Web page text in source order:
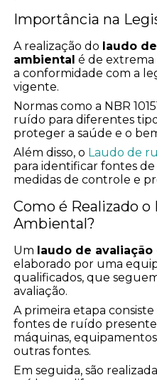
Importância na
A realização do laudo
ambiental é de
a conformidade com a
vigente.
Normas como a NBR
ruído para diferentes
proteger a saúde e o
Além disso, o Laudo de
para identificar fontes
medidas de controle e
Como é Realizado
Ambiental?
Um laudo de
elaborado por uma
qualificados, que
avaliação.
A primeira etapa
fontes de ruído
máquinas,
outras fontes.
Em seguida, são